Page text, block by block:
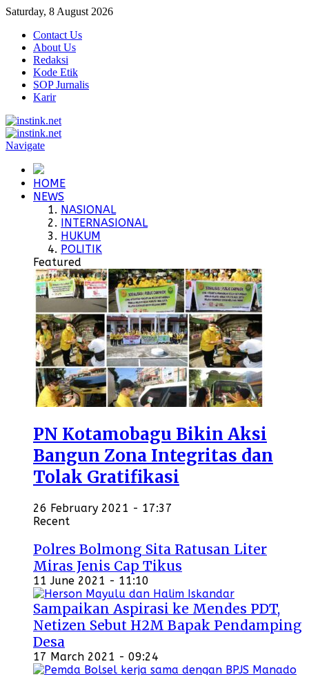
Saturday, 8 August 2026
Contact Us
About Us
Redaksi
Kode Etik
SOP Jurnalis
Karir
Navigate
HOME
NEWS
NASIONAL
INTERNASIONAL
HUKUM
POLITIK
Featured
PN Kotamobagu Bikin Aksi
Bangun Zona Integritas dan
Tolak Gratifikasi
26 February 2021 - 17:37
Recent
Polres Bolmong Sita Ratusan Liter
Miras Jenis Cap Tikus
11 June 2021 - 11:10
Sampaikan Aspirasi ke Mendes PDT,
Netizen Sebut H2M Bapak Pendamping
Desa
17 March 2021 - 09:24